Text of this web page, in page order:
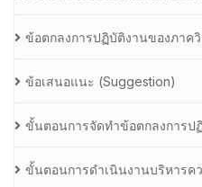
ข้อตกลงการปฏิบัติงานของภาค
ข้อเสนอแนะ (Suggestion)
ขั้นตอนการจัดทำข้อตกลงการป
ขั้นตอนการดำเนินงานบริหารค